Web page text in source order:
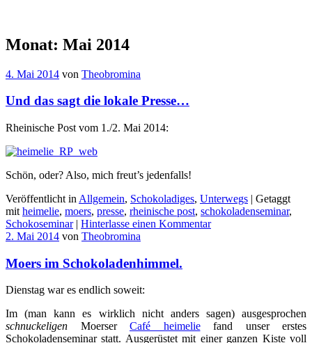
Monat: Mai 2014
4. Mai 2014 von Theobromina
Und das sagt die lokale Presse…
Rheinische Post vom 1./2. Mai 2014:
Schön, oder? Also, mich freut’s jedenfalls!
Veröffentlicht in Allgemein, Schokoladiges, Unterwegs | Getaggt
mit heimelie, moers, presse, rheinische post, schokoladenseminar,
Schokoseminar | Hinterlasse einen Kommentar
2. Mai 2014 von Theobromina
Moers im Schokoladenhimmel.
Dienstag war es endlich soweit:
Im (man kann es wirklich nicht anders sagen) ausgesprochen
schnuckeligen Moerser Café heimeliefand unser erstes
Schokoladenseminar statt. Ausgerüstet mit einer ganzen Kiste voll